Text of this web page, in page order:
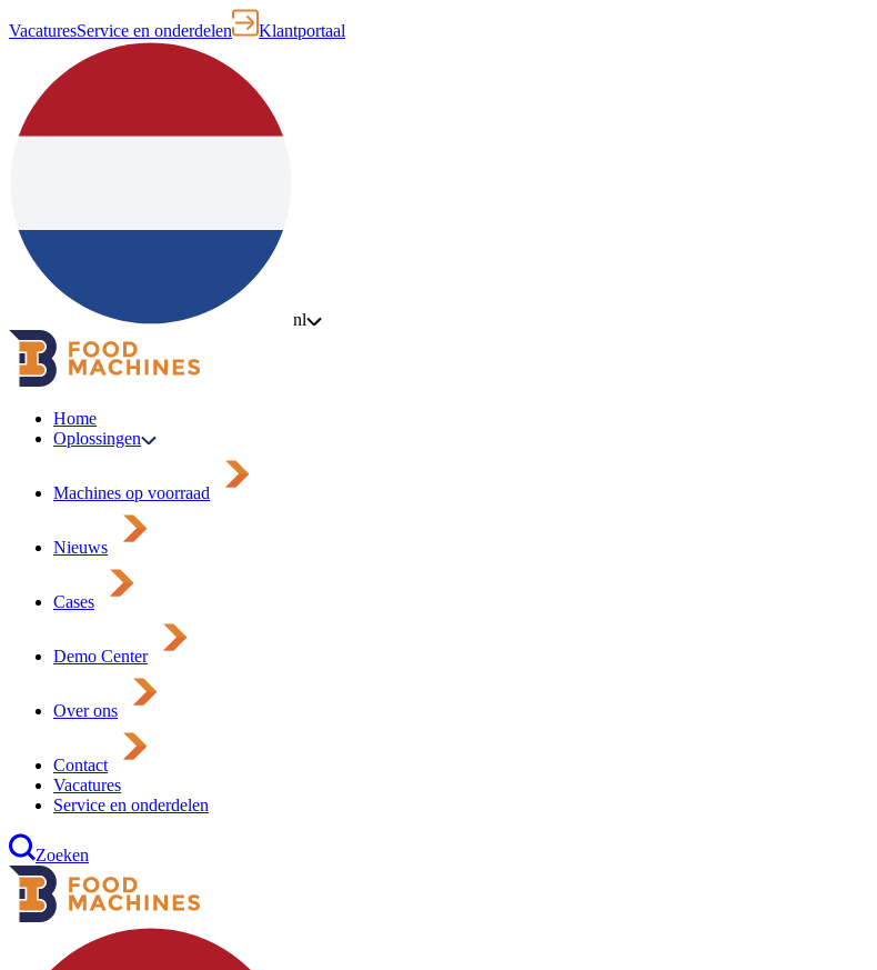
VacaturesService en onderdelen Klantportaal
nl
Home
Oplossingen
Machines op voorraad
Nieuws
Cases
Demo Center
Over ons
Contact
Vacatures
Service en onderdelen
Zoeken